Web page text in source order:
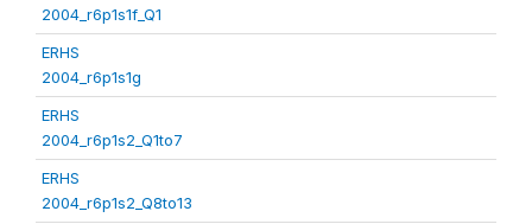
2004_r6p1s1f_Q1
ERHS
2004_r6p1s1g
ERHS
2004_r6p1s2_Q1to7
ERHS
2004_r6p1s2_Q8to13